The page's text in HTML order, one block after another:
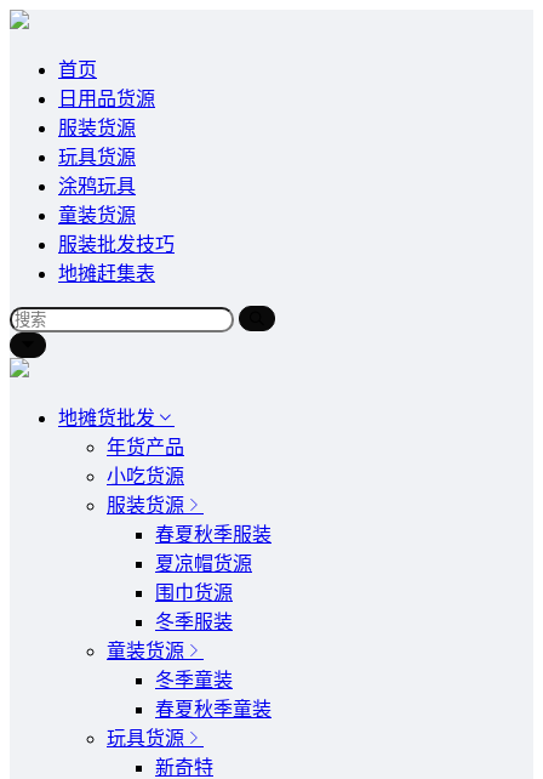
首页
日用品货源
服装货源
玩具货源
涂鸦玩具
童装货源
服装批发技巧
地摊赶集表
地摊货批发
年货产品
小吃货源
服装货源
春夏秋季服装
夏凉帽货源
围巾货源
冬季服装
童装货源
冬季童装
春夏秋季童装
玩具货源
新奇特